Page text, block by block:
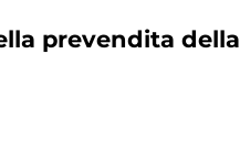
prevendita della